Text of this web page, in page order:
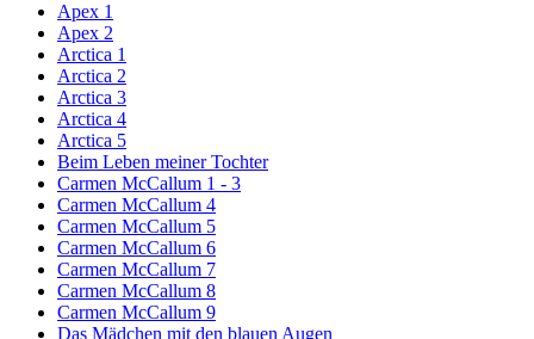
Apex 1
Apex 2
Arctica 1
Arctica 2
Arctica 3
Arctica 4
Arctica 5
Beim Leben meiner Tochter
Carmen McCallum 1 - 3
Carmen McCallum 4
Carmen McCallum 5
Carmen McCallum 6
Carmen McCallum 7
Carmen McCallum 8
Carmen McCallum 9
Das Mädchen mit den blauen Augen